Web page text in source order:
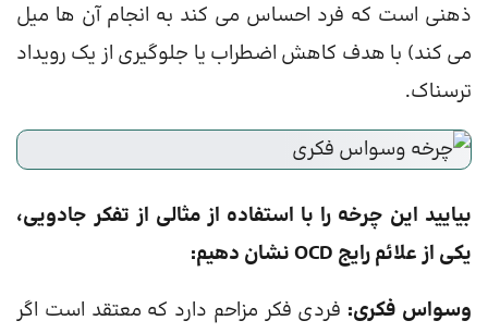
ذهنی است که فرد احساس می کند به انجام آن ها میل
می کند) با هدف کاهش اضطراب یا جلوگیری از یک رویداد
ترسناک.
بیایید این چرخه را با استفاده از مثالی از تفکر جادویی،
یکی از علائم رایج OCD نشان دهیم:
وسواس فکری: فردی فکر مزاحم دارد که معتقد است اگر